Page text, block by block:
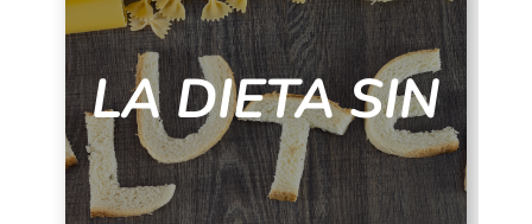
LA DIETA SIN